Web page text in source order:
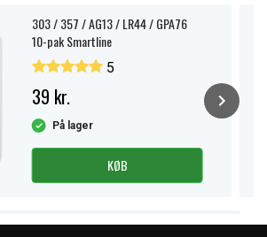
303 / 357 / AG13 / LR44 / GPA76
10-pak Smartline
5
39 kr.
På lager
KØB